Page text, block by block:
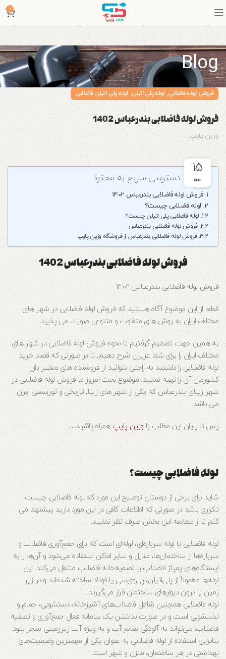
0
Blog
فروش لوله فاضلابی,لوله پلی اتیلن,لوله پلی اتیلن فاضلابی
فروش لوله فاضلابی بندرعباس 1402
وزین پایپ
15
مه دسترسی سریع به محتوا
فروش لوله فاضلابی بندرعباس 1402
لوله فاضلابی چیست؟
لوله فاضلابی پلی اتیلن چیست؟
فروش لوله فاضلابی بندرعباس
فروش لوله فاضلابی بندرعباس از فروشگاه وزین پایپ
فروش لوله فاضلابی بندرعباس 1402
فروش لوله فاضلابی بندرعباس 1402
قطعا از این موضوع آگاه هستید که فروش لوله فاضلابی در شهر های
مختلف ایران به روش های متفاوت و متنوعی صورت می پذیرد.
به همین جهت تصمیم گرفتیم تا نحوه فروش لوله فاضلابی در شهر های
مختلف ایران را برای شما عزیزان شرح دهیم٬ تا در صورتی که قصد خرید
لوله فاضلابی را داشتید به راحتی بتوانید از فروشنده های معتبر بازار
کشورمان آن را تهیه نمایید. موضوع بحث امروز ما فروش لوله فاضلابی در
شهر زیبای بندرعباس که یکی از شهر های زیبا٬ تاریخی و توریستی ایران
می باشد.
پس تا پایان این مطلب باوزین پایپهمراه باشید….
لوله فاضلابی چیست؟
شاید برای برخی از دوستان توضیح این مورد که لوله فاضلابی چیست
تکراری باشد در صورتی که اطلاعات کافی در این مورد دارید پیشنهاد می
کنم تا از مطالعه این بخش صرف نظر نمایید.
لوله فاضلابی یا لوله سرباره‌ای، لوله‌ای است که برای جمع‌آوری فاضلاب و
سرباره‌ها از ساختمان‌ها، منازل و سایر اماکن استفاده می‌شود و آن‌ها را به
ایستگاه‌های پمپاژ فاضلاب یا تصفیه‌خانه فاضلاب منتقل می‌کند. این
لوله‌ها معمولاً از پلی‌اتیلن، پی‌وی‌سی یا فولاد ساخته شده‌اند و در زیر
زمین یا درون دیوارهای ساختمان قرار می‌گیرند.
لوله فاضلابی همچنین شامل فاضلاب‌های آشپزخانه، دستشویی، حمام و
لباسشویی است و در صورت نداشتن یک سامانه فعال جمع‌آوری و تصفیه
فاضلاب، می‌تواند به آلودگی منابع آب و به ویژه آب زیرزمینی منجر شود.
بنابراین استفاده از لوله فاضلابی به عنوان یکی از مهمترین وضعیت‌های
بهداشتی در هر ساختمان، منزل و شهر است.